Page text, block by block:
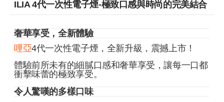
ILIA 4代一次性電子煙-極致口感與時尚的完美結合
奢華享受，全新體驗
哩亞4代一次性電子煙，全新升級，震撼上市！
體驗前所未有的細膩口感和奢華享受，讓每一口都
衝擊味蕾的極致享受。
令人驚嘆的多樣口味